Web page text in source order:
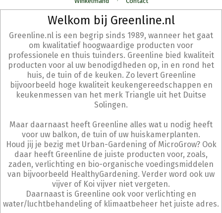
Menu
Welkom bij Greenline.nl
Greenline.nl is een begrip sinds 1989, wanneer het gaat
om kwalitatief hoogwaardige producten voor
professionele en thuis tuinders. Greenline bied kwaliteit
producten voor al uw benodigdheden op, in en rond het
huis, de tuin of de keuken. Zo levert Greenline
bijvoorbeeld hoge kwaliteit keukengereedschappen en
keukenmessen van het merk Triangle uit het Duitse
Solingen.
Maar daarnaast heeft Greenline alles wat u nodig heeft
voor uw balkon, de tuin of uw huiskamerplanten.
Houd jij je bezig met Urban-Gardening of MicroGrow? Ook
daar heeft Greenline de juiste producten voor, zoals,
zaden, verlichting en bio-organische voedingsmiddelen
van bijvoorbeeld HealthyGardening. Verder word ook uw
vijver of Koi vijver niet vergeten.
Daarnaast is Greenline ook voor verlichting en
water/luchtbehandeling of klimaatbeheer het juiste adres.